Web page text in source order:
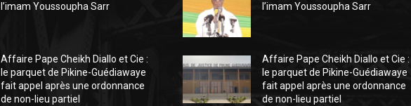
l’imam Youssoupha Sarr
Affaire Pape Cheikh Diallo et Cie :
le parquet de Pikine-Guédiawaye
fait appel après une ordonnance
de non-lieu partiel
l’imam Youssoupha Sarr
Affaire Pape Cheikh Diallo et Cie :
le parquet de Pikine-Guédiawaye
fait appel après une ordonnance
de non-lieu partiel